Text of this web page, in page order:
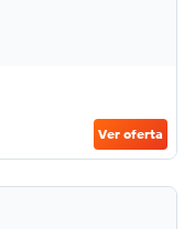
Ver oferta